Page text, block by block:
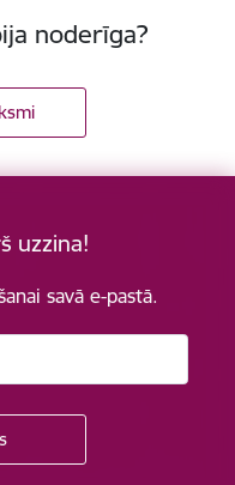
noderīga?
uzzina!
savā e-pastā.